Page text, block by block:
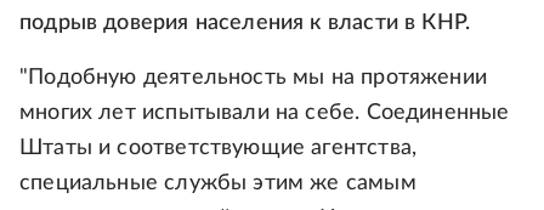
подрыв доверия населения к власти в КНР.
"Подобную деятельность мы на протяжении
многих лет испытывали на себе. Соединенные
Штаты и соответствующие агентства,
специальные службы этим же самым